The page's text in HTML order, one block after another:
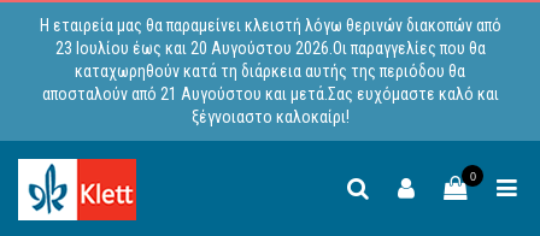
Η εταιρεία μας θα παραμείνει κλειστή λόγω θερινών διακοπών από
23 Ιουλίου έως και 20 Αυγούστου 2026.Οι παραγγελίες που θα
καταχωρηθούν κατά τη διάρκεια αυτής της περιόδου θα
αποσταλούν από 21 Αυγούστου και μετά.Σας ευχόμαστε καλό και
ξέγνοιαστο καλοκαίρι!
0